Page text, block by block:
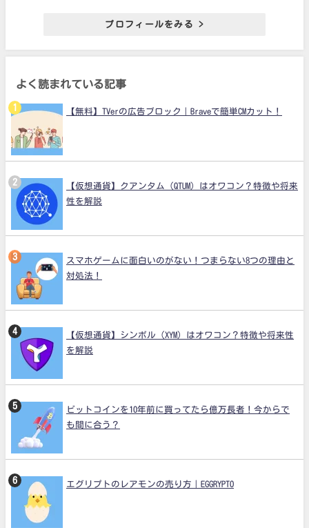
プロフィールをみる >
よく読まれている記事
【無料】TVerの広告ブロック｜Braveで簡単CMカット！
【仮想通貨】クアンタム（QTUM）はオワコン？特徴や将来
性を解説
スマホゲームに面白いのがない！つまらない8つの理由と
対処法！
【仮想通貨】シンボル（XYM）はオワコン？特徴や将来性
を解説
ビットコインを10年前に買ってたら億万長者！今からで
も間に合う？
エグリプトのレアモンの売り方｜EGGRYPTO